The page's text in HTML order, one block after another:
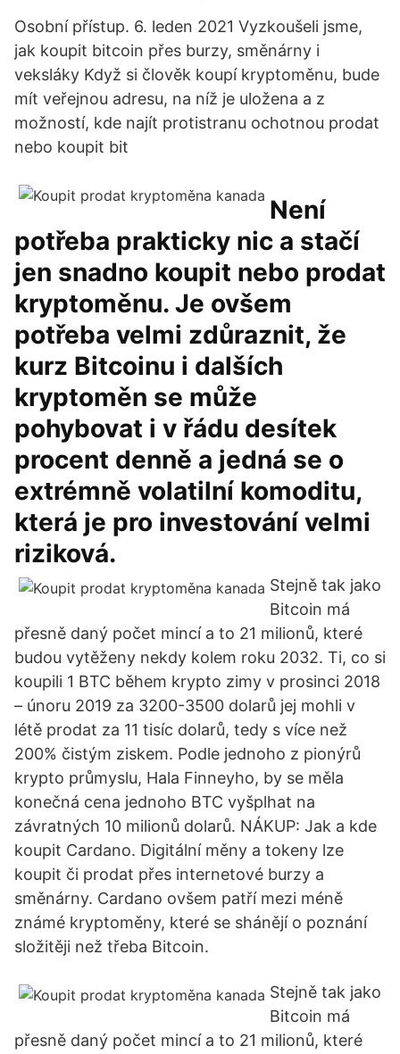
Osobní přístup. 6. leden 2021 Vyzkoušeli jsme,
jak koupit bitcoin přes burzy, směnárny i
veksláky Když si člověk koupí kryptoměnu, bude
mít veřejnou adresu, na níž je uložena a z
možností, kde najít protistranu ochotnou prodat
nebo koupit bit
Není
potřeba prakticky nic a stačí
jen snadno koupit nebo prodat
kryptoměnu. Je ovšem
potřeba velmi zdůraznit, že
kurz Bitcoinu i dalších
kryptoměn se může
pohybovat i v řádu desítek
procent denně a jedná se o
extrémně volatilní komoditu,
která je pro investování velmi
riziková.
Stejně tak jako
Bitcoin má
přesně daný počet mincí a to 21 milionů, které
budou vytěženy nekdy kolem roku 2032. Ti, co si
koupili 1 BTC během krypto zimy v prosinci 2018
– únoru 2019 za 3200-3500 dolarů jej mohli v
létě prodat za 11 tisíc dolarů, tedy s více než
200% čistým ziskem. Podle jednoho z pionýrů
krypto průmyslu, Hala Finneyho, by se měla
konečná cena jednoho BTC vyšplhat na
závratných 10 milionů dolarů. NÁKUP: Jak a kde
koupit Cardano. Digitální měny a tokeny lze
koupit či prodat přes internetové burzy a
směnárny. Cardano ovšem patří mezi méně
známé kryptoměny, které se shánějí o poznání
složitěji než třeba Bitcoin.
Stejně tak jako
Bitcoin má
přesně daný počet mincí a to 21 milionů, které